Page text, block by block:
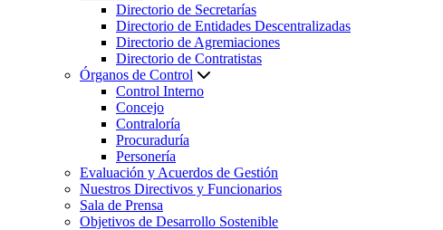
Directorio de Secretarías
Directorio de Entidades Descentralizadas
Directorio de Agremiaciones
Directorio de Contratistas
Órganos de Control
Control Interno
Concejo
Contraloría
Procuraduría
Personería
Evaluación y Acuerdos de Gestión
Nuestros Directivos y Funcionarios
Sala de Prensa
Objetivos de Desarrollo Sostenible